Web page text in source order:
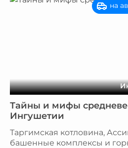
на
Тайны и мифы
Ингушетии
Таргимская котловина,
башенные комплексы и